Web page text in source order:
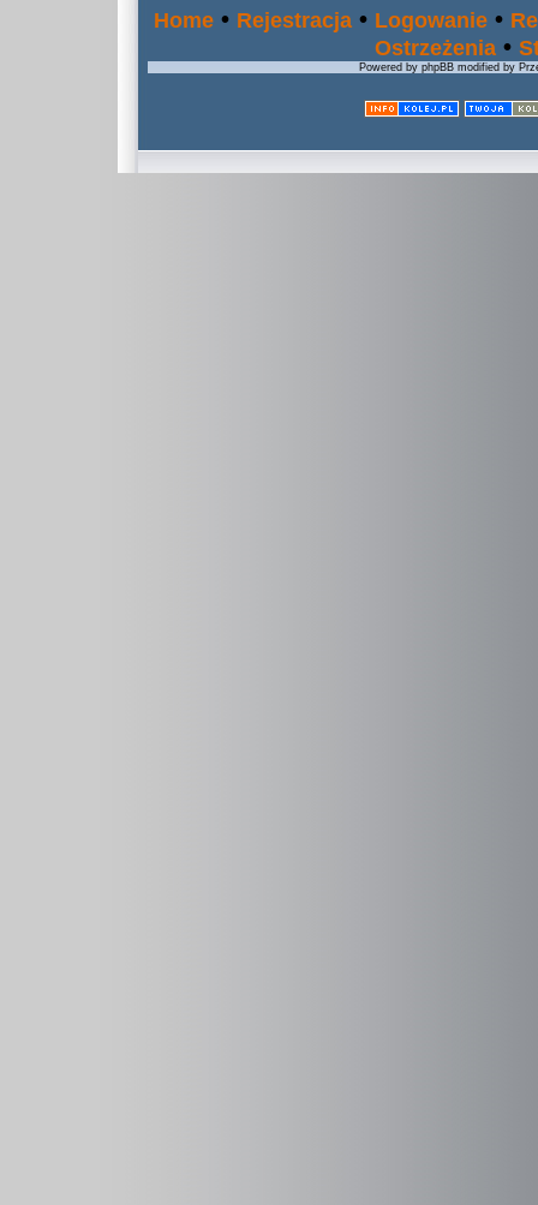
Home • Rejestracja • Logowanie •
Ostrzeżenia •
Powered by phpBB modified by